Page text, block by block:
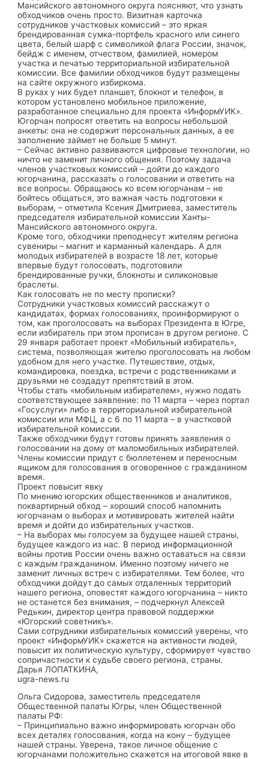
Мансийского автономного округа поясняют, что узнать
обходчиков очень просто. Визитная карточка
сотрудников участковых комиссий – это яркая
брендированная сумка-портфель красного или синего
цвета, белый шарф с символикой флага России, значок,
бейдж с именем, отчеством, фамилией, номером
участка и печатью территориальной избирательной
комиссии. Все фамилии обходчиков будут размещены
на сайте окружного избиркома.
В руках у них будет планшет, блокнот и телефон, в
котором установлено мобильное приложение,
разработанное специально для проекта «ИнформУИК».
Югорчан попросят ответить на вопросы небольшой
анкеты: она не содержит персональных данных, а ее
заполнение займет не больше 5 минут.
– Сейчас активно развиваются цифровые технологии, но
ничто не заменит личного общения. Поэтому задача
членов участковых комиссий – дойти до каждого
югорчанина, рассказать о голосовании и ответить на
все вопросы. Обращаюсь ко всем югорчанам – не
бойтесь общаться, это важная часть подготовки к
выборам, – отметила Ксения Дмитриева, заместитель
председателя избирательной комиссии Ханты-
Мансийского автономного округа.
Кроме того, обходчики преподнесут жителям региона
сувениры – магнит и карманный календарь. А для
молодых избирателей в возрасте 18 лет, которые
впервые будут голосовать, подготовили
брендированные ручки, блокноты и силиконовые
браслеты.
Как голосовать не по месту прописки?
Сотрудники участковых комиссий расскажут о
кандидатах, формах голосованиях, проинформируют о
том, как проголосовать на выборах Президента в Югре,
если избиратель при этом прописан в другом регионе. С
29 января работает проект «Мобильный избиратель»,
система, позволяющая жителю проголосовать на любом
удобном для него участке. Путешествие, отдых,
командировка, поездка, встречи с родственниками и
друзьями не создадут препятствий в этом.
Чтобы стать «мобильным избирателем», нужно подать
соответствующее заявление: по 11 марта – через портал
«Госуслуги» либо в территориальной избирательной
комиссии или МФЦ, а c 6 по 11 марта – в участковой
избирательной комиссии.
Также обходчики будут готовы принять заявления о
голосовании на дому от маломобильных избирателей.
Члены комиссии придут с бюллетенем и переносным
ящиком для голосования в оговоренное с гражданином
время.
Проект повысит явку
По мнению югорских общественников и аналитиков,
поквартирный обход – хороший способ напомнить
югорчанам о выборах и мотивировать жителей найти
время и дойти до избирательных участков.
– На выборах мы голосуем за будущее нашей страны,
будущее каждого из нас. В период информационной
войны против России очень важно оставаться на связи
с каждым гражданином. Именно поэтому ничего не
заменит личных встреч с избирателями. Тем более, что
обходчики дойдут до самых отдаленных территорий
нашего региона, оповестят каждого югорчанина – никто
не останется без внимания, – подчеркнул Алексей
Редькин, директор центра правовой поддержки
«Югорский советникъ».
Сами сотрудники избирательных комиссий уверены, что
проект «ИнформУИК» скажется на активности людей,
повысит их политическую культуру, сформирует чувство
сопричастности к судьбе своего региона, страны.
Дарья ЛОПАТКИНА,
ugra-news.ru
Ольга Сидорова, заместитель председателя
Общественной палаты Югры, член Общественной
палаты РФ:
– Принципиально важно информировать югорчан обо
всех деталях голосования, когда на кону – будущее
нашей страны. Уверена, такое личное общение с
югорчанами положительно скажется на итоговой явке в